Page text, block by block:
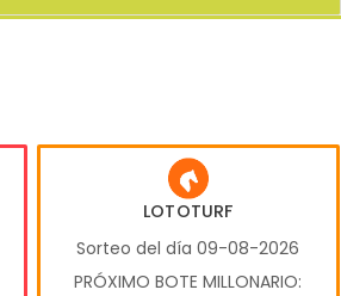
LOTOTURF
Sorteo del día 09-08-2026
PRÓXIMO BOTE MILLONARIO: